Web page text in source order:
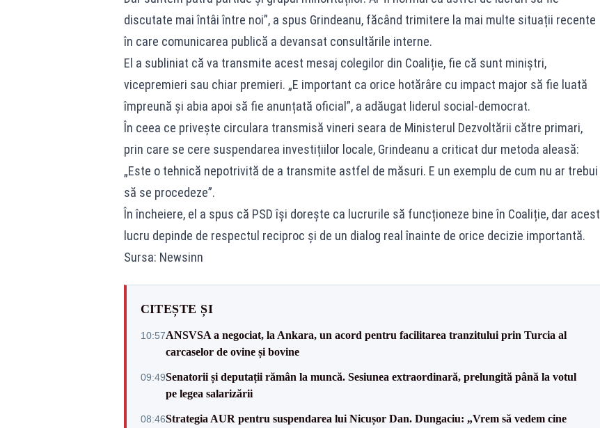
discutate mai întâi între noi”, a spus Grindeanu, făcând trimitere la mai multe situații recente
în care comunicarea publică a devansat consultările interne.
El a subliniat că va transmite acest mesaj colegilor din Coaliție, fie că sunt miniștri,
vicepremieri sau chiar premieri. „E important ca orice hotărâre cu impact major să fie luată
împreună și abia apoi să fie anunțată oficial”, a adăugat liderul social-democrat.
În ceea ce privește circulara transmisă vineri seara de Ministerul Dezvoltării către primari,
prin care se cere suspendarea investițiilor locale, Grindeanu a criticat dur metoda aleasă:
„Este o tehnică nepotrivită de a transmite astfel de măsuri. E un exemplu de cum nu ar trebui
să se procedeze”.
În încheiere, el a spus că PSD își dorește ca lucrurile să funcționeze bine în Coaliție, dar acest
lucru depinde de respectul reciproc și de un dialog real înainte de orice decizie importantă.
Sursa: Newsinn
CITEȘTE ȘI
10:57ANSVSA a negociat, la Ankara, un acord pentru facilitarea tranzitului prin Turcia al
carcaselor de ovine și bovine
09:49Senatorii și deputații rămân la muncă. Sesiunea extraordinară, prelungită până la votul
pe legea salarizării
08:46Strategia AUR pentru suspendarea lui Nicușor Dan. Dungaciu: „Vrem să vedem cine